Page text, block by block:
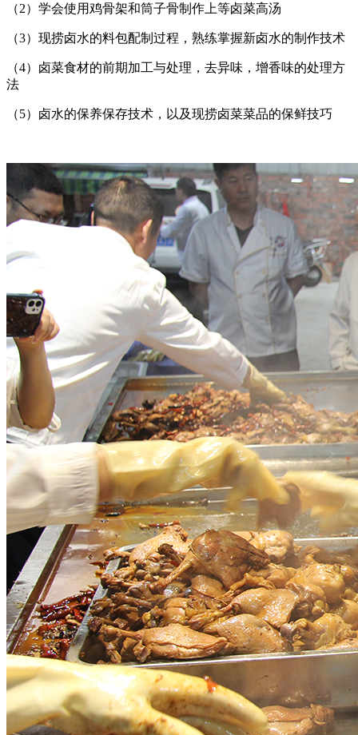
（2）学会使用鸡骨架和筒子骨制作上等卤菜高汤
（3）现捞卤水的料包配制过程，熟练掌握新卤水的制作技术
（4）卤菜食材的前期加工与处理，去异味，增香味的处理方
法
（5）卤水的保养保存技术，以及现捞卤菜菜品的保鲜技巧